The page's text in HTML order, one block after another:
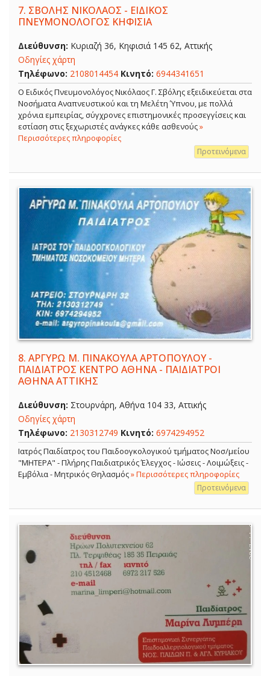
7. ΣΒΟΛΗΣ ΝΙΚΟΛΑΟΣ - ΕΙΔΙΚΟΣ
ΠΝΕΥΜΟΝΟΛΟΓΟΣ ΚΗΦΙΣΙΑ
Διεύθυνση: Κυριαζή 36, Κηφισιά 145 62, Αττικής
Οδηγίες χάρτη
Τηλέφωνο: 2108014454 Κινητό: 6944341651
O Ειδικός Πνευμονολόγος Νικόλαος Γ. Σβόλης εξειδικεύεται στα
Νοσήματα Αναπνευστικού και τη Μελέτη Ύπνου, με πολλά
χρόνια εμπειρίας, σύγχρονες επιστημονικές προσεγγίσεις και
εστίαση στις ξεχωριστές ανάγκες κάθε ασθενούς»
Περισσότερες πληροφορίες
Προτεινόμενα
8. ΑΡΓΥΡΩ Μ. ΠΙΝΑΚΟΥΛΑ ΑΡΤΟΠΟΥΛΟΥ -
ΠΑΙΔΙΑΤΡΟΣ ΚΕΝΤΡΟ ΑΘΗΝΑ - ΠΑΙΔΙΑΤΡΟΙ
ΑΘΗΝΑ ΑΤΤΙΚΗΣ
Διεύθυνση: Στουρνάρη, Αθήνα 104 33, Αττικής
Οδηγίες χάρτη
Τηλέφωνο: 2130312749 Κινητό: 6974294952
Ιατρός Παιδίατρος του Παιδοογκολογικού τμήματος Νοσ/μείου
"ΜΗΤΕΡΑ" - Πλήρης Παιδιατρικός Έλεγχος - Ιώσεις - Λοιμώξεις -
Εμβόλια - Μητρικός Θηλασμός» Περισσότερες πληροφορίες
Προτεινόμενα